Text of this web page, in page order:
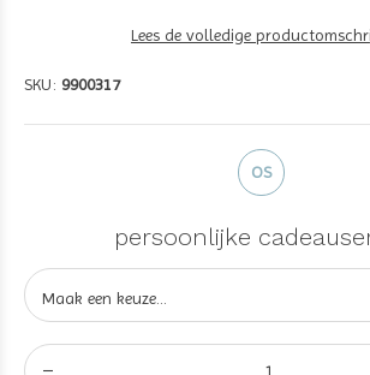
Lees de volledige
SKU: 9900317
OS
persoonlijke